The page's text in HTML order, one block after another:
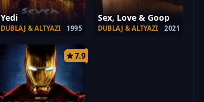
Yedi
1995
DUBLAJ & ALTYAZI
Sex, Love & Goop
2021
DUBLAJ & ALTYAZI
7.9